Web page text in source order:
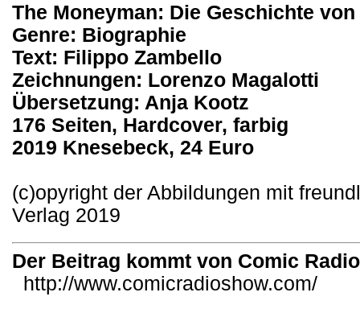
The Moneyman: Die Geschichte
Genre: Biographie
Text: Filippo Zambello
Zeichnungen: Lorenzo Magalotti
Übersetzung: Anja Kootz
176 Seiten, Hardcover, farbig
2019 Knesebeck, 24 Euro
(c)opyright der Abbildungen mit
Verlag 2019
Der Beitrag kommt von Comic
http://www.comicradioshow.com/